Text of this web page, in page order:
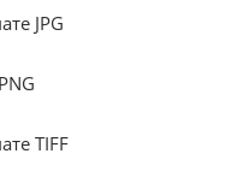
JPG
TIFF